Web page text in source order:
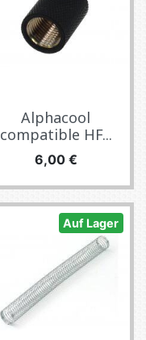
Alphacool
compatible HF...
Preis
6,00 €
Auf Lager